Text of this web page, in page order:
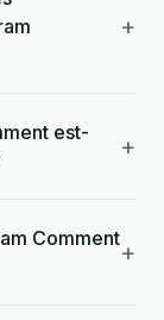
+
est-
+
Comment+